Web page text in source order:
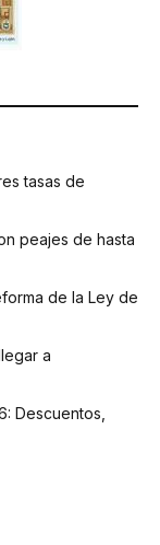
tasas de
peajes de hasta
de la Ley de
a
Descuentos,